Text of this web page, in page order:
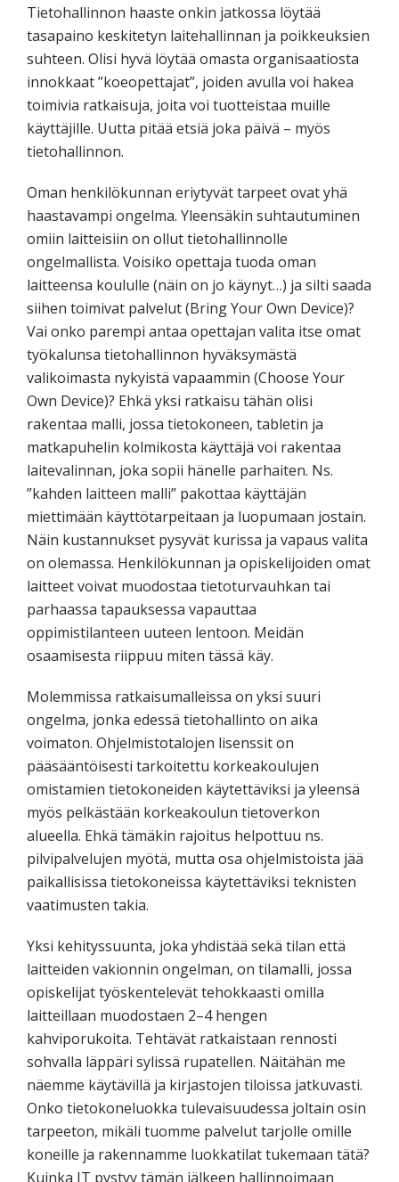
Tietohallinnon haaste onkin jatkossa löytää
tasapaino keskitetyn laitehallinnan ja poikkeuksien
suhteen. Olisi hyvä löytää omasta organisaatiosta
innokkaat ”koeopettajat”, joiden avulla voi hakea
toimivia ratkaisuja, joita voi tuotteistaa muille
käyttäjille. Uutta pitää etsiä joka päivä – myös
tietohallinnon.
Oman henkilökunnan eriytyvät tarpeet ovat yhä
haastavampi ongelma. Yleensäkin suhtautuminen
omiin laitteisiin on ollut tietohallinnolle
ongelmallista. Voisiko opettaja tuoda oman
laitteensa koululle (näin on jo käynyt…) ja silti saada
siihen toimivat palvelut (Bring Your Own Device)?
Vai onko parempi antaa opettajan valita itse omat
työkalunsa tietohallinnon hyväksymästä
valikoimasta nykyistä vapaammin (Choose Your
Own Device)? Ehkä yksi ratkaisu tähän olisi
rakentaa malli, jossa tietokoneen, tabletin ja
matkapuhelin kolmikosta käyttäjä voi rakentaa
laitevalinnan, joka sopii hänelle parhaiten. Ns.
”kahden laitteen malli” pakottaa käyttäjän
miettimään käyttötarpeitaan ja luopumaan jostain.
Näin kustannukset pysyvät kurissa ja vapaus valita
on olemassa. Henkilökunnan ja opiskelijoiden omat
laitteet voivat muodostaa tietoturvauhkan tai
parhaassa tapauksessa vapauttaa
oppimistilanteen uuteen lentoon. Meidän
osaamisesta riippuu miten tässä käy.
Molemmissa ratkaisumalleissa on yksi suuri
ongelma, jonka edessä tietohallinto on aika
voimaton. Ohjelmistotalojen lisenssit on
pääsääntöisesti tarkoitettu korkeakoulujen
omistamien tietokoneiden käytettäviksi ja yleensä
myös pelkästään korkeakoulun tietoverkon
alueella. Ehkä tämäkin rajoitus helpottuu ns.
pilvipalvelujen myötä, mutta osa ohjelmistoista jää
paikallisissa tietokoneissa käytettäviksi teknisten
vaatimusten takia.
Yksi kehityssuunta, joka yhdistää sekä tilan että
laitteiden vakionnin ongelman, on tilamalli, jossa
opiskelijat työskentelevät tehokkaasti omilla
laitteillaan muodostaen 2–4 hengen
kahviporukoita. Tehtävät ratkaistaan rennosti
sohvalla läppäri sylissä rupatellen. Näitähän me
näemme käytävillä ja kirjastojen tiloissa jatkuvasti.
Onko tietokoneluokka tulevaisuudessa joltain osin
tarpeeton, mikäli tuomme palvelut tarjolle omille
koneille ja rakennamme luokkatilat tukemaan tätä?
Kuinka IT pystyy tämän jälkeen hallinnoimaan